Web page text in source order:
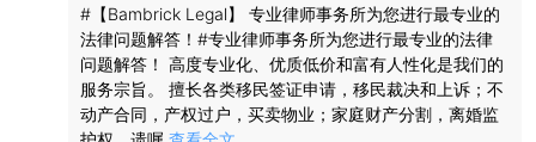
#【Bambrick Legal】 专业律师事务所为您进行最专业的
法律问题解答！#专业律师事务所为您进行最专业的法律
问题解答！ 高度专业化、优质低价和富有人性化是我们的
服务宗旨。 擅长各类移民签证申请，移民裁决和上诉；不
动产合同，产权过户，买卖物业；家庭财产分割，离婚监